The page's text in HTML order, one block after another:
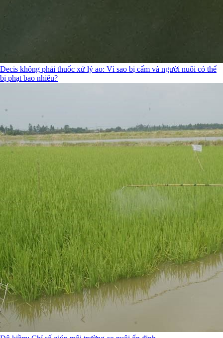
Decis không phải thuốc xử lý ao: Vì sao bị cấm và người nuôi có thể
bị phạt bao nhiêu?